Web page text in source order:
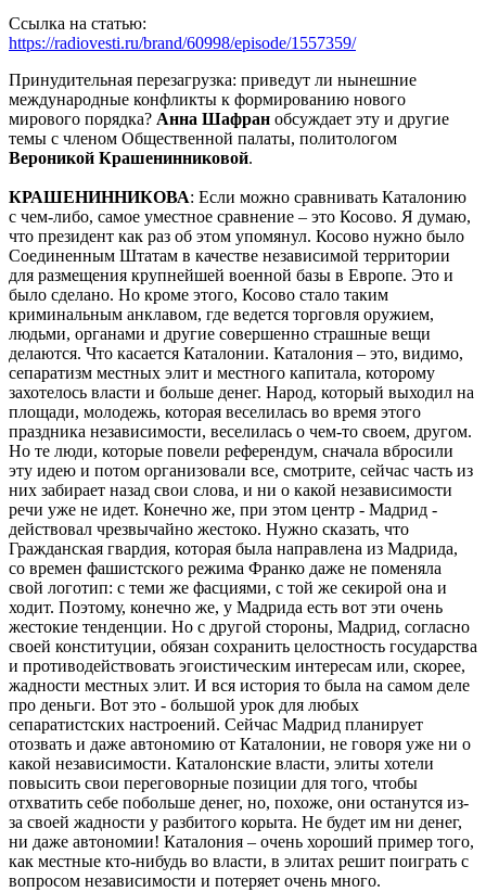
Ссылка на статью:
https://radiovesti.ru/brand/60998/episode/1557359/
Принудительная перезагрузка: приведут ли нынешние
международные конфликты к формированию нового
мирового порядка? Анна Шафран обсуждает эту и другие
темы с членом Общественной палаты, политологом
Вероникой Крашенинниковой.
КРАШЕНИННИКОВА: Если можно сравнивать Каталонию
с чем-либо, самое уместное сравнение – это Косово. Я думаю,
что президент как раз об этом упомянул. Косово нужно было
Соединенным Штатам в качестве независимой территории
для размещения крупнейшей военной базы в Европе. Это и
было сделано. Но кроме этого, Косово стало таким
криминальным анклавом, где ведется торговля оружием,
людьми, органами и другие совершенно страшные вещи
делаются. Что касается Каталонии. Каталония – это, видимо,
сепаратизм местных элит и местного капитала, которому
захотелось власти и больше денег. Народ, который выходил на
площади, молодежь, которая веселилась во время этого
праздника независимости, веселилась о чем-то своем, другом.
Но те люди, которые повели референдум, сначала вбросили
эту идею и потом организовали все, смотрите, сейчас часть из
них забирает назад свои слова, и ни о какой независимости
речи уже не идет. Конечно же, при этом центр - Мадрид -
действовал чрезвычайно жестоко. Нужно сказать, что
Гражданская гвардия, которая была направлена из Мадрида,
со времен фашистского режима Франко даже не поменяла
свой логотип: с теми же фасциями, с той же секирой она и
ходит. Поэтому, конечно же, у Мадрида есть вот эти очень
жестокие тенденции. Но с другой стороны, Мадрид, согласно
своей конституции, обязан сохранить целостность государства
и противодействовать эгоистическим интересам или, скорее,
жадности местных элит. И вся история то была на самом деле
про деньги. Вот это - большой урок для любых
сепаратистских настроений. Сейчас Мадрид планирует
отозвать и даже автономию от Каталонии, не говоря уже ни о
какой независимости. Каталонские власти, элиты хотели
повысить свои переговорные позиции для того, чтобы
отхватить себе побольше денег, но, похоже, они останутся из-
за своей жадности у разбитого корыта. Не будет им ни денег,
ни даже автономии! Каталония – очень хороший пример того,
как местные кто-нибудь во власти, в элитах решит поиграть с
вопросом независимости и потеряет очень много.